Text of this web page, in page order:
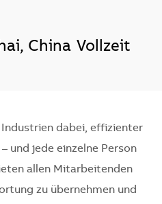
China Vollzeit
dabei, effizienter
und jede einzelne Person
allen Mitarbeitenden
zu übernehmen und